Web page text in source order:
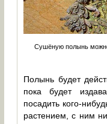
Сушёную полынь можно
Полынь будет
пока будет
посадить кого-
растением, с ним